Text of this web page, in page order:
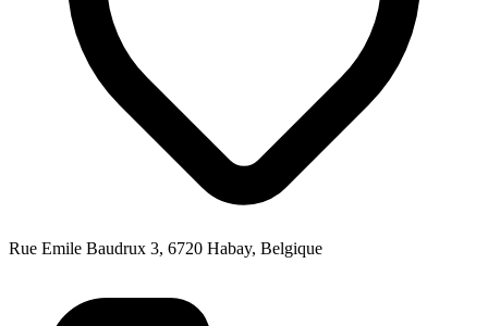
Rue Emile Baudrux 3, 6720 Habay, Belgique